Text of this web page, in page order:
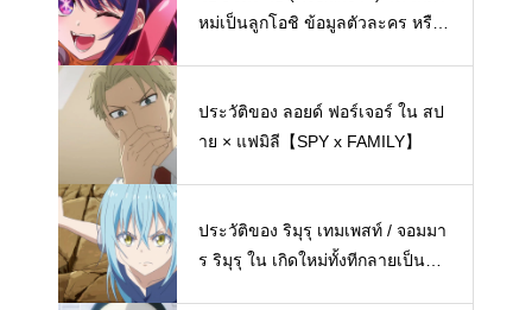
หม่เป็นลูกโอชิ ข้อมูลตัวละคร หรือ
ประวัติของ ลอยด์ ฟอร์เจอร์ ใน สป
าย × แฟมิลี【SPY x FAMILY】
ประวัติของ ริมุรุ เทมเพสท์ / จอมมา
ร ริมุรุ ใน เกิดใหม่ทั้งทีกลายเป็นสไ